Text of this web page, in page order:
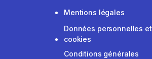
Mentions légales
Données personnelles et
cookies
Conditions générales